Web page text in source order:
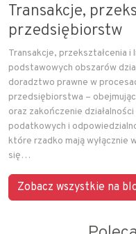
Transakcje,
przedsiębiorstw
Transakcje, przekształcenia
podstawowych obszarów
doradztwo prawne w
przedsiębiorstwa –
oraz zakończenie
podatkowych i
które rzadko mają wyłącznie
się…
Zobacz wszystkie na